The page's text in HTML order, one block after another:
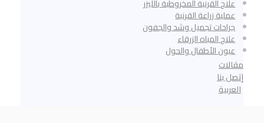
علاج القرنية المخروطية بالليزر
عملية زراعة القرنية
جراحات تجميل وشد والجفون
علاج المياه الزرقاء
عيون الأطفال والحول
مقالات
إتصل بنا
العربية